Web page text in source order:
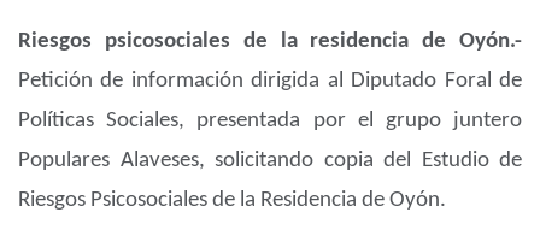
Riesgos psicosociales de la residencia de Oyón.-
Petición de información dirigida al Diputado Foral de
Políticas Sociales, presentada por el grupo juntero
Populares Alaveses, solicitando copia del Estudio de
Riesgos Psicosociales de la Residencia de Oyón.